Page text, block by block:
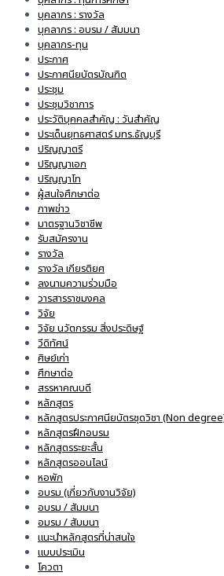
บุคลากร : รางวัล
บุคลากร : อบรม / สัมมนา
บุคลากร-ทุน
ประกาศ
ประกาศนียบัตรบัณฑิต
ประชุม
ประชุมวิชาการ
ประวัติบุคคลสำคัญ : วันสำคัญ
ประเด็นยุทธศาสตร์ มทร.ธัญบุรี
ปริญญาตรี
ปริญญาเอก
ปริญญาโท
ผู้สนใจศึกษาต่อ
ภาพข่าว
มาตรฐานวิชาชีพ
รับสมัครงาน
รางวัล
รางวัล เกียรติยศ
ลงนามความร่วมมือ
วารสารราชมงคล
วิจัย
วิจัย นวัตกรรม สิ่งประดิษฐ์
วีดิทัศน์
ศิษย์เก่า
ศึกษาต่อ
สรรหาคณบดี
หลักสูตร
หลักสูตรประกาศนียบัตรชุดวิชา (Non
หลักสูตรฝึกอบรม
หลักสูตรระยะสั้น
หลักสูตรออนไลน์
หอพัก
อบรม (เกี่ยวกับงานวิจัย)
อบรม / สัมมนา
อมรม / สัมมนา
แนะนำหลักสูตรที่น่าสนใจ
แบบประเมิน
โควตา